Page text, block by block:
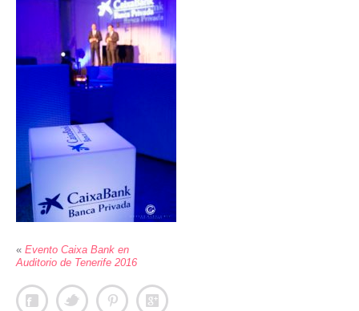
« Evento Caixa Bank en
Auditorio de Tenerife 2016